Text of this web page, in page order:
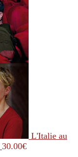
L'Italie au
30.00€